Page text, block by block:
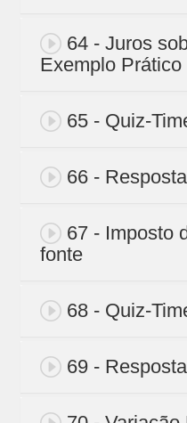
64 - Juros
Exemplo Prático
65 - Quiz-
66 -
67 - Imposto
fonte
68 - Quiz-
69 -